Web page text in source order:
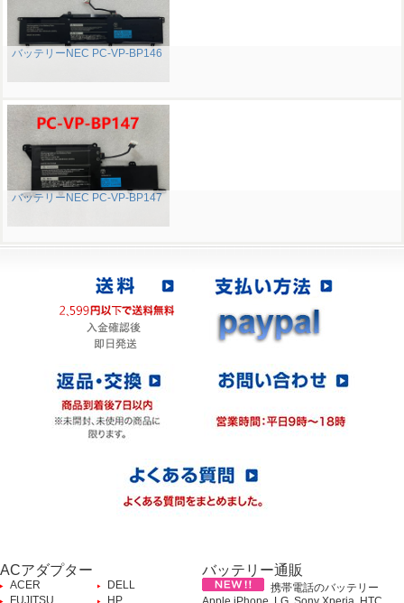
バッテリーNEC PC-VP-BP146
バッテリーNEC PC-VP-BP147
ACアダプター
ACER
DELL
バッテリー通販
携帯電話のバッテリー